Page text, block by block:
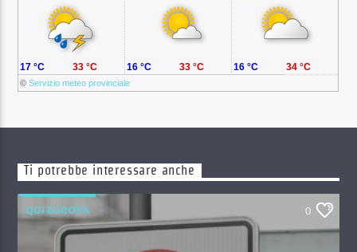
©Servizio meteo provinciale
17 °C 33 °C 16 °C 33 °C 16 °C 34 °C
Ti potrebbe interessare anche
QUI EUROPA 0